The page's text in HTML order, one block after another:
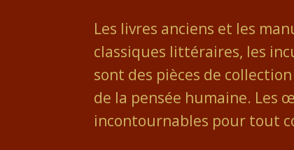
Les livres anciens et les
classiques littéraires, les
sont des pièces de
de la pensée humaine. Les
incontournables pour tout